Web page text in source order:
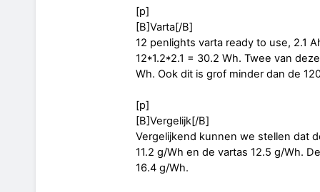
[p]
[B]Varta[/B]
12 penlights varta ready to use, 2.1
12*1.2*2.1 = 30.2 Wh. Twee van
Wh. Ook dit is grof minder dan de
[p]
[B]Vergelijk[/B]
Vergelijkend kunnen we stellen dat
11.2 g/Wh en de vartas 12.5 g/Wh.
16.4 g/Wh.